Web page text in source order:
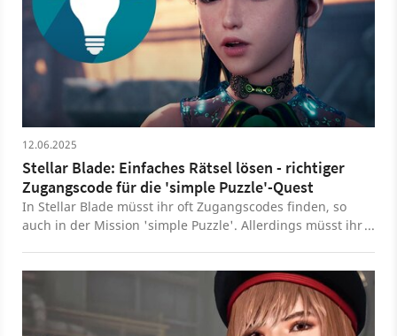
12.06.2025
Stellar Blade: Einfaches Rätsel lösen - richtiger
Zugangscode für die 'simple Puzzle'-Quest
In Stellar Blade müsst ihr oft Zugangscodes finden, so
auch in der Mission 'simple Puzzle'. Allerdings müsst ihr